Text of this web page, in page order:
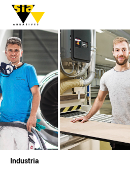
Industria